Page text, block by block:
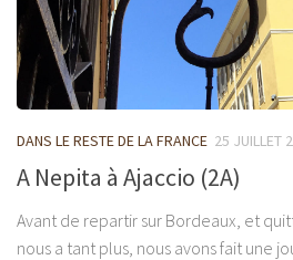
DANS LE RESTE DE LA FRANCE 25 JUILLET
A Nepita à Ajaccio (2A)
Avant de repartir sur Bordeaux, et
nous a tant plus, nous avons fait une